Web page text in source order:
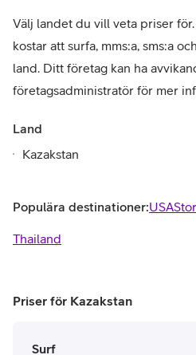
Välj landet du vill veta priser
kostar att surfa, mms:a, sms:a
land. Ditt företag kan ha
företagsadministratör för mer
Land
Populära destinationer:USA
Thailand
Priser för Kazakstan
Surf